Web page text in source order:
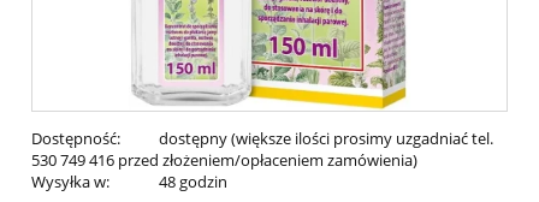
Dostępność:
dostępny (większe ilości prosimy uzgadniać tel.
530 749 416 przed złożeniem/opłaceniem zamówienia)
Wysyłka w:
48 godzin